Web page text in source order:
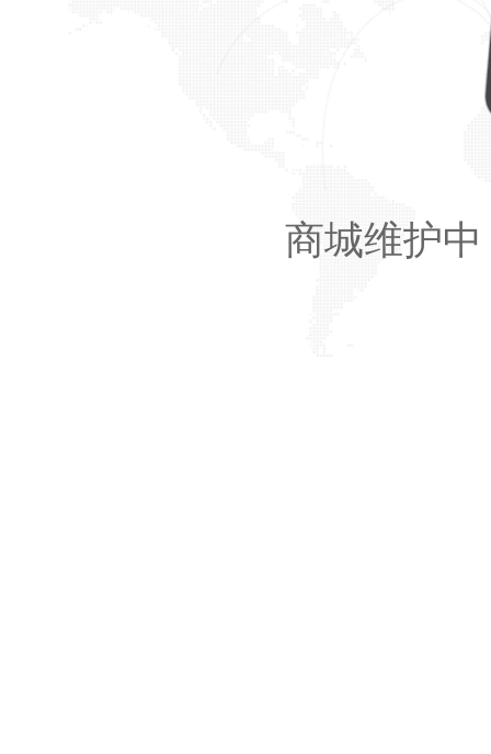
商城维护